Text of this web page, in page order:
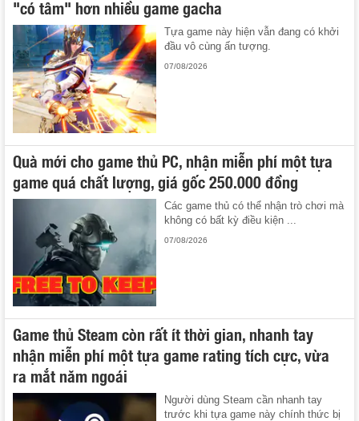
"có tâm" hơn nhiều game gacha
Tựa game này hiện vẫn đang có khởi
đầu vô cùng ấn tượng.
07/08/2026
Quà mới cho game thủ PC, nhận miễn phí một tựa
game quá chất lượng, giá gốc 250.000 đồng
Các game thủ có thể nhận trò chơi mà
không có bất kỳ điều kiện ...
07/08/2026
Game thủ Steam còn rất ít thời gian, nhanh tay
nhận miễn phí một tựa game rating tích cực, vừa
ra mắt năm ngoái
Người dùng Steam cần nhanh tay
trước khi tựa game này chính thức bị